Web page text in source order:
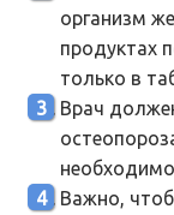
организм
продуктах
только в
Врач
Важно,